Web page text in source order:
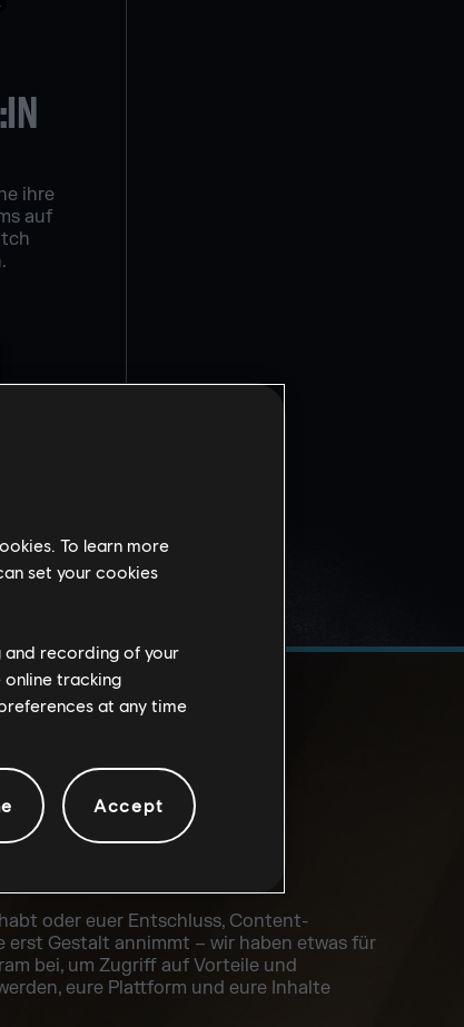
ihre
auf
oder euer Entschluss, Content-
erst Gestalt annimmt – wir haben etwas für
bei, um Zugriff auf Vorteile und
eure Plattform und eure Inhalte
To learn more
set your cookies
and recording of your
tracking
at any time
Accept